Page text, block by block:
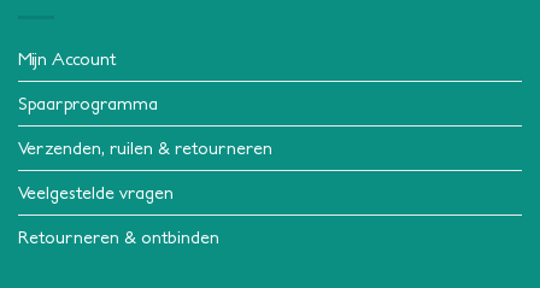
Mijn Account
Spaarprogramma
Verzenden, ruilen & retourneren
Veelgestelde vragen
Retourneren & ontbinden